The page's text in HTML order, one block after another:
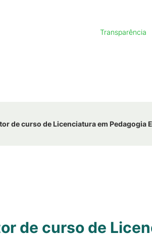
Transparência
de curso de Licenciatura em Pedagogia
de curso de